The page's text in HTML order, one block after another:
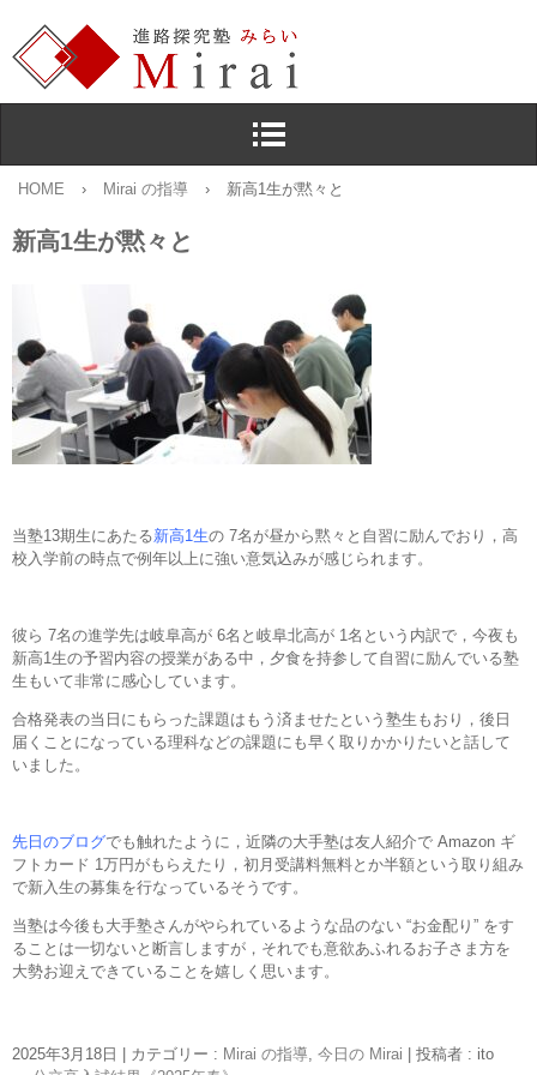
HOME › Mirai の指導 › 新高1生が黙々と
新高1生が黙々と
当塾13期生にあたる新高1生の 7名が昼から黙々と自習に励んでおり，高
校入学前の時点で例年以上に強い意気込みが感じられます。
彼ら 7名の進学先は岐阜高が 6名と岐阜北高が 1名という内訳で，今夜も
新高1生の予習内容の授業がある中，夕食を持参して自習に励んでいる塾
生もいて非常に感心しています。
合格発表の当日にもらった課題はもう済ませたという塾生もおり，後日
届くことになっている理科などの課題にも早く取りかかりたいと話して
いました。
先日のブログでも触れたように，近隣の大手塾は友人紹介で Amazon ギ
フトカード 1万円がもらえたり，初月受講料無料とか半額という取り組み
で新入生の募集を行なっているそうです。
当塾は今後も大手塾さんがやられているような品のない “お金配り” をす
ることは一切ないと断言しますが，それでも意欲あふれるお子さま方を
大勢お迎えできていることを嬉しく思います。
2025年3月18日 カテゴリー : Mirai の指導, 今日の Mirai
投稿者 : ito